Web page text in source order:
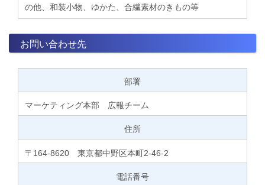
の他、和装小物、ゆかた、合繊素材のきもの等
お問い合わせ先
部署
マーケティング本部 広報チーム
住所
〒164-8620 東京都中野区本町2-46-2
電話番号